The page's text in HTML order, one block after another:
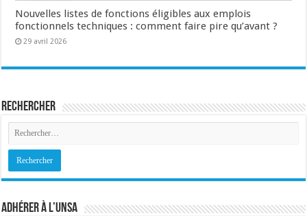
Nouvelles listes de fonctions éligibles aux emplois
fonctionnels techniques : comment faire pire qu’avant ?
29 avril 2026
Rechercher
Adhérer à l’UNSA